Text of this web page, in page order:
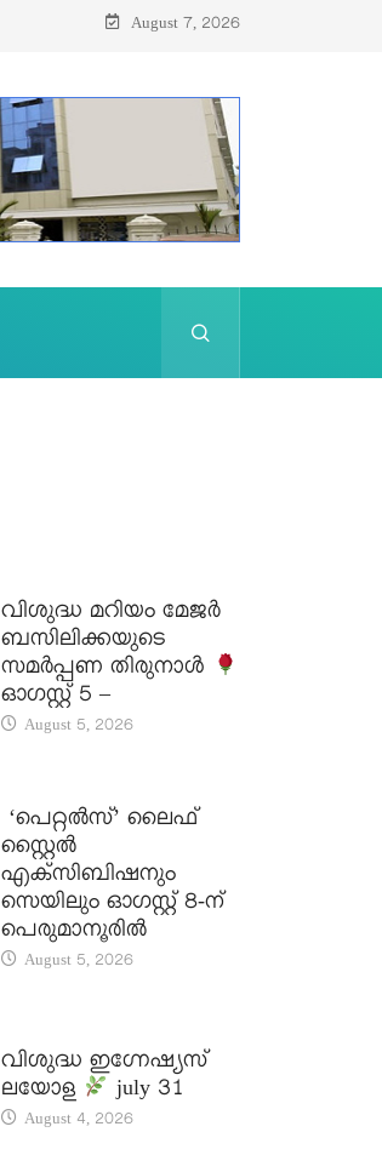
August 7, 2026
വിശുദ്ധ മറിയം മേജർ
ബസിലിക്കയുടെ
സമർപ്പണ തിരുനാൾ
ഓഗസ്റ്റ് 5 –
August 5, 2026
‘പെറ്റൽസ്’ ലൈഫ്
സ്റ്റൈൽ
എക്സിബിഷനും
സെയിലും ഓഗസ്റ്റ് 8-ന്
പെരുമാനൂരിൽ
August 5, 2026
വിശുദ്ധ ഇഗ്നേഷ്യസ്
ലയോള
july 31
August 4, 2026